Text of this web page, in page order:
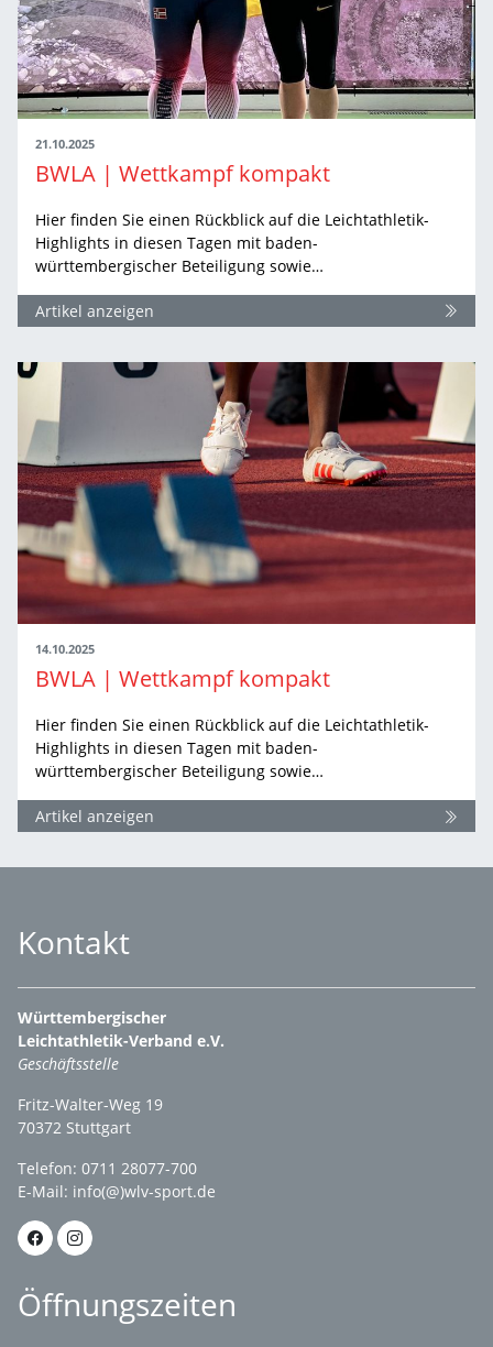
21.10.2025
BWLA | Wettkampf kompakt
Hier finden Sie einen Rückblick auf die Leichtathletik-
Highlights in diesen Tagen mit baden-
württembergischer Beteiligung sowie…
Artikel anzeigen
14.10.2025
BWLA | Wettkampf kompakt
Hier finden Sie einen Rückblick auf die Leichtathletik-
Highlights in diesen Tagen mit baden-
württembergischer Beteiligung sowie…
Artikel anzeigen
Kontakt
Württembergischer
Leichtathletik-Verband e.V.
Geschäftsstelle
Fritz-Walter-Weg 19
70372 Stuttgart
Telefon: 0711 28077-700
E-Mail: info(@)wlv-sport.de
Öffnungszeiten